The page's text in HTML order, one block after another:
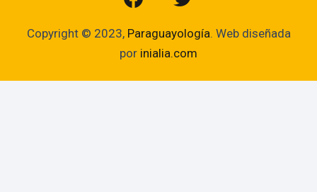
Copyright © 2023, Paraguayología. Web diseñada
por inialia.com